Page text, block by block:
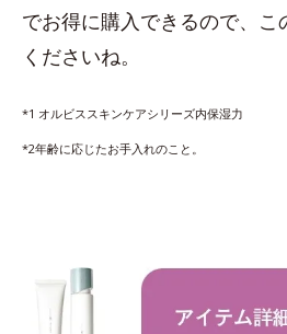
でお得に購入できるので、こ
くださいね。
*1 オルビススキンケアシリーズ内保湿力
*2年齢に応じたお手入れのこと。